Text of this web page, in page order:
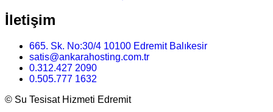
İletişim
665. Sk. No:30/4 10100 Edremit Balıkesir
satis@ankarahosting.com.tr
0.312.427 2090
0.505.777 1632
© Su Tesisat Hizmeti Edremit